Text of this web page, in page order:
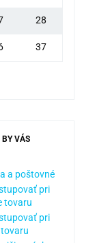
28
37
BY VÁS
a poštovné
pri
tovaru
pri